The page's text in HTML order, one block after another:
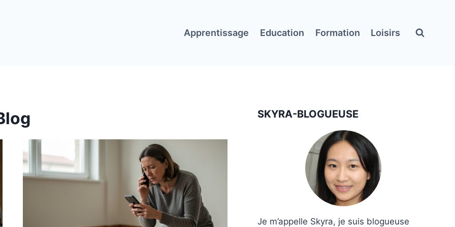
Apprentissage Education Formation Loisirs
SKYRA-BLOGUEUSE
Je m’appelle Skyra, je suis blogueuse